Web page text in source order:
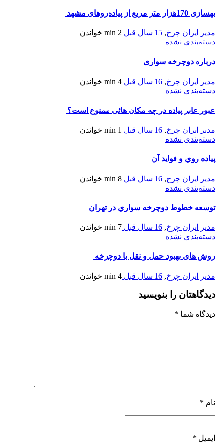
بهسازی 170هزار متر مربع از پیاده‌روهای مشهد
مدیر ایران چرخ, 15 سال قبل 2 min
خواندن
دسته‌بندی نشده
درباره دوچرخه سواری
مدیر ایران چرخ, 16 سال قبل 4 min
خواندن
دسته‌بندی نشده
عبور عابر پیاده در چه مکان هائی ممنوع است؟
مدیر ایران چرخ, 16 سال قبل 1 min
خواندن
دسته‌بندی نشده
پياده روي و فوايد آن
مدیر ایران چرخ, 16 سال قبل 8 min
خواندن
دسته‌بندی نشده
توسعه خطوط دوچرخه سواري در تهران
مدیر ایران چرخ, 16 سال قبل 7 min
خواندن
دسته‌بندی نشده
روش های بهبود حمل و نقل با دوچرخه
مدیر ایران چرخ, 16 سال قبل 4 min خواندن
دیدگاهتان را بنویسید
دیدگاه شما *
نام *
ایمیل *